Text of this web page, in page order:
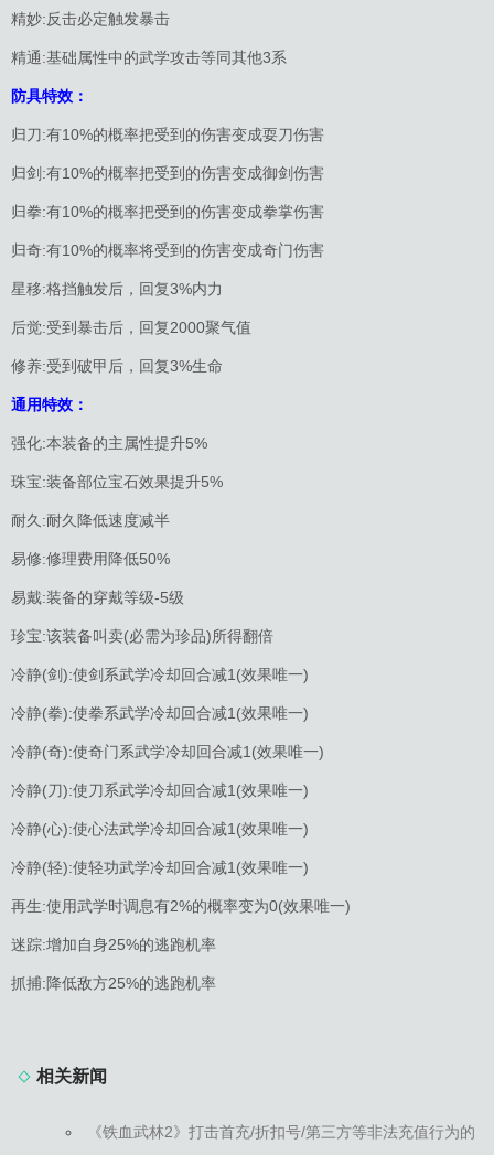
精妙:反击必定触发暴击
精通:基础属性中的武学攻击等同其他3系
防具特效：
归刀:有10%的概率把受到的伤害变成耍刀伤害
归剑:有10%的概率把受到的伤害变成御剑伤害
归拳:有10%的概率把受到的伤害变成拳掌伤害
归奇:有10%的概率将受到的伤害变成奇门伤害
星移:格挡触发后，回复3%内力
后觉:受到暴击后，回复2000聚气值
修养:受到破甲后，回复3%生命
通用特效：
强化:本装备的主属性提升5%
珠宝:装备部位宝石效果提升5%
耐久:耐久降低速度减半
易修:修理费用降低50%
易戴:装备的穿戴等级-5级
珍宝:该装备叫卖(必需为珍品)所得翻倍
冷静(剑):使剑系武学冷却回合减1(效果唯一)
冷静(拳):使拳系武学冷却回合减1(效果唯一)
冷静(奇):使奇门系武学冷却回合减1(效果唯一)
冷静(刀):使刀系武学冷却回合减1(效果唯一)
冷静(心):使心法武学冷却回合减1(效果唯一)
冷静(轻):使轻功武学冷却回合减1(效果唯一)
再生:使用武学时调息有2%的概率变为0(效果唯一)
迷踪:增加自身25%的逃跑机率
抓捕:降低敌方25%的逃跑机率
相关新闻
《铁血武林2》打击首充/折扣号/第三方等非法充值行为的